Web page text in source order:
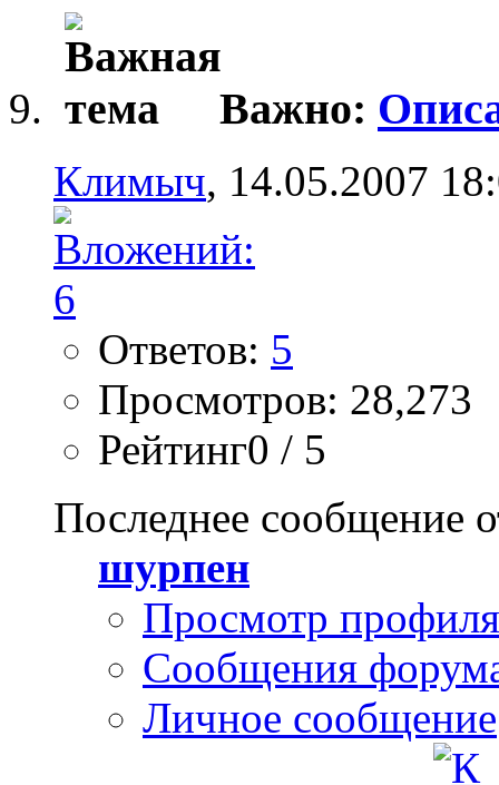
Важно:
Климыч, 14.05.2007
Ответов: 5
Просмотров: 28,273
Рейтинг0 / 5
Последнее сообщение
шурпен
Просмотр профиля
Сообщения
Личное сообщение